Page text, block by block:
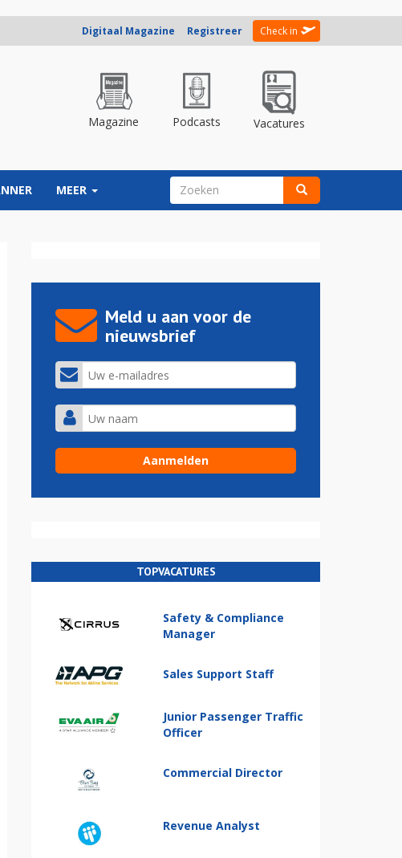
Digitaal Magazine Registreer Check in
Magazine Podcasts Vacatures
MEER ZOEKVELD
Meld u aan voor de
nieuwsbrief
TOPVACATURES
Safety & Compliance
Manager
Sales Support Staff
Junior Passenger Traffic
Officer
Commercial Director
Revenue Analyst